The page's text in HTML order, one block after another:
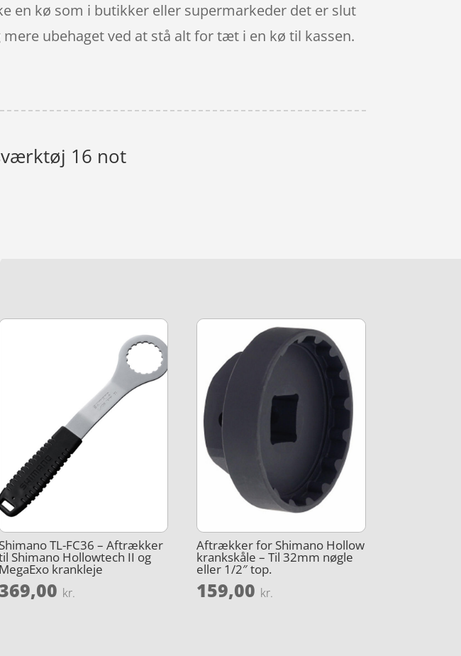
en kø som i butikker eller supermarkeder det er slut
ubehaget ved at stå alt for tæt i en kø til kassen.
16 not
Shimano TL-FC36 – Aftrækker
Shimano Hollowtech II og
MegaExo krankleje
369,00 kr.
Aftrækker for Shimano Hollow
krankskåle – Til 32mm nøgle
eller 1/2″ top.
159,00 kr.